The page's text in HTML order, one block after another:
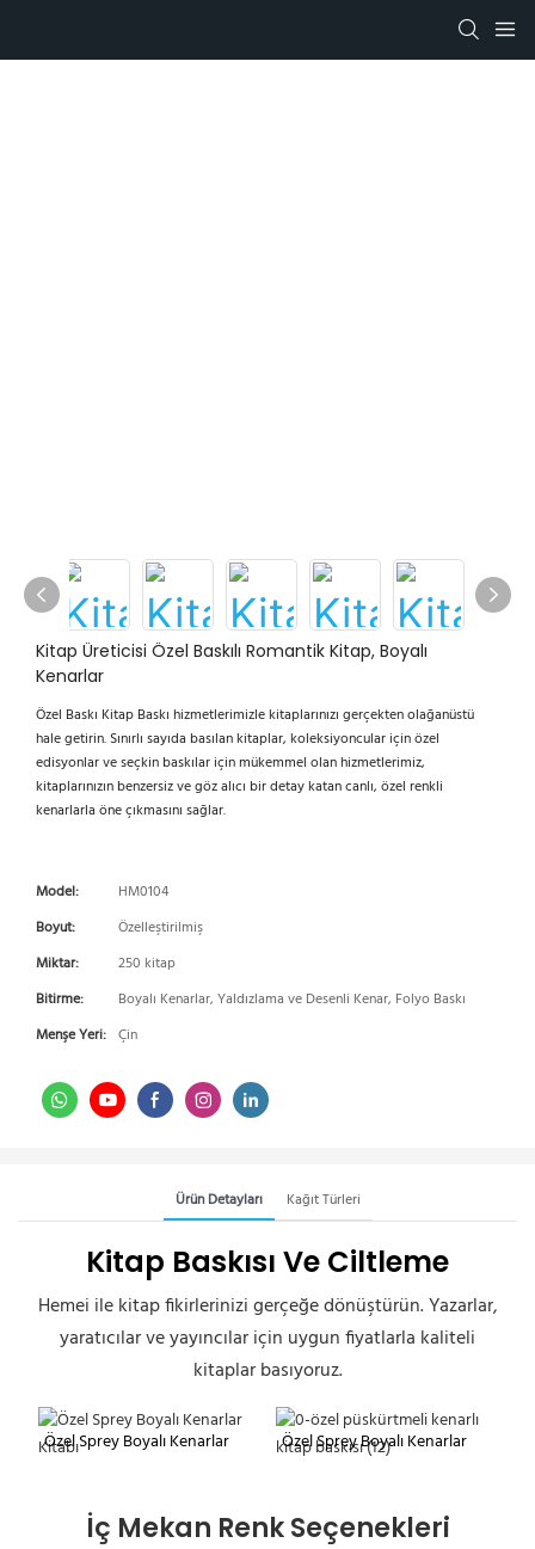
Kitap Üreticisi Özel Baskılı Romantik Kitap, Boyalı
Kenarlar
Özel Baskı Kitap Baskı hizmetlerimizle kitaplarınızı gerçekten olağanüstü
hale getirin. Sınırlı sayıda basılan kitaplar, koleksiyoncular için özel
edisyonlar ve seçkin baskılar için mükemmel olan hizmetlerimiz,
kitaplarınızın benzersiz ve göz alıcı bir detay katan canlı, özel renkli
kenarlarla öne çıkmasını sağlar.
Model:
HM0104
Boyut:
Özelleştirilmiş
Miktar:
250 kitap
Bitirme:
Boyalı Kenarlar, Yaldızlama ve Desenli Kenar, Folyo Baskı
Menşe Yeri: Çin
Ürün Detayları Kağıt Türleri
Kitap Baskısı Ve Ciltleme
Hemei ile kitap fikirlerinizi gerçeğe dönüştürün. Yazarlar,
yaratıcılar ve yayıncılar için uygun fiyatlarla kaliteli
kitaplar basıyoruz.
Özel Sprey Boyalı Kenarlar
Özel Sprey Boyalı Kenarlar
İç Mekan Renk Seçenekleri